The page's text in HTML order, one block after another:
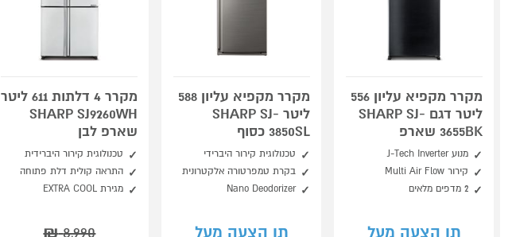
מקרר מקפיא עליון 556
ליטר דגם SHARP SJ-
3655BK שארפ
מנוע J-Tech Inverter
קירור Multi Air Flow
2 מדפים מלאים
תן הצעה מעל
מקרר מקפיא עליון 588
ליטר SHARP SJ-
3850SL כסוף
טכנולוגית קירור היברידי
בקרת טמפרטורה אלקטרונית
Nano Deodorizer
תן הצעה מעל
מקרר 4 דלתות 611 ליטר
SHARP SJ9260WH
שארפ לבן
טכנולוגית קירור היברידית
התראה קולית דלת פתוחה
מגירת EXTRA COOL
8,990
₪